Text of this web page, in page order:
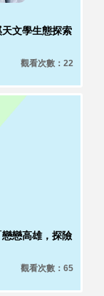
文學生態探索
觀看次數：22
戀高雄，探險
觀看次數：65